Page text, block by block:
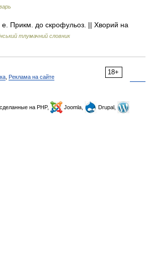
Прикм. до скрофульоз. || Хворий на
тлумачний словник
18+
Реклама на сайте
, сделанные на PHP, Joomla,
Drupal,